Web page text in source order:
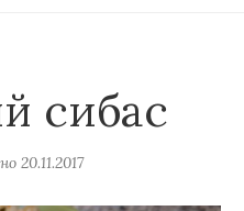
сибас
20.11.2017